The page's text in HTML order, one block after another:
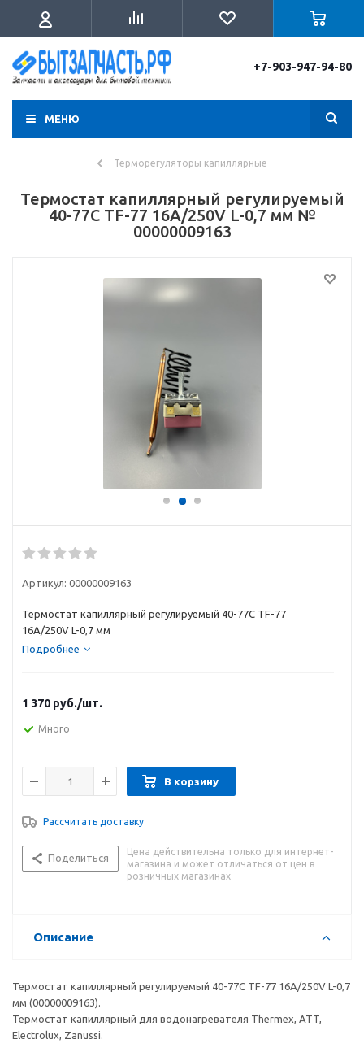
+7-903-947-94-80
МЕНЮ
Терморегуляторы капиллярные
Термостат капиллярный регулируемый
40-77C TF-77 16A/250V L-0,7 мм №
00000009163
Артикул: 00000009163
Термостат капиллярный регулируемый 40-77C TF-77
16A/250V L-0,7 мм
Подробнее
1 370 руб./шт.
Много
В корзину
Рассчитать доставку
Поделиться
Цена действительна только для интернет-
магазина и может отличаться от цен в
розничных магазинах
Описание
Термостат капиллярный регулируемый 40-77C TF-77 16A/250V L-0,7
мм (00000009163).
Термостат капиллярный для водонагревателя Thermex, ATT,
Electrolux, Zanussi.